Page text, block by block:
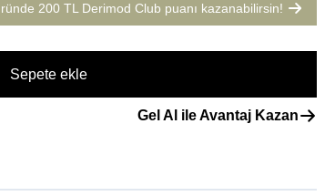
200 TL Derimod Club puanı kazanabilirsin!
Sepete ekle
Gel Al ile Avantaj Kazan